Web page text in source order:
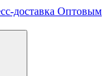
доставка Оптовым